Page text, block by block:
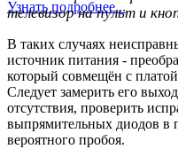
Узнать подробнее...
телевизор на пульт и
В таких случаях
источник питания -
который совмещён с
Следует замерить его
отсутствия, проверить
выпрямительных диодов в
вероятного пробоя.